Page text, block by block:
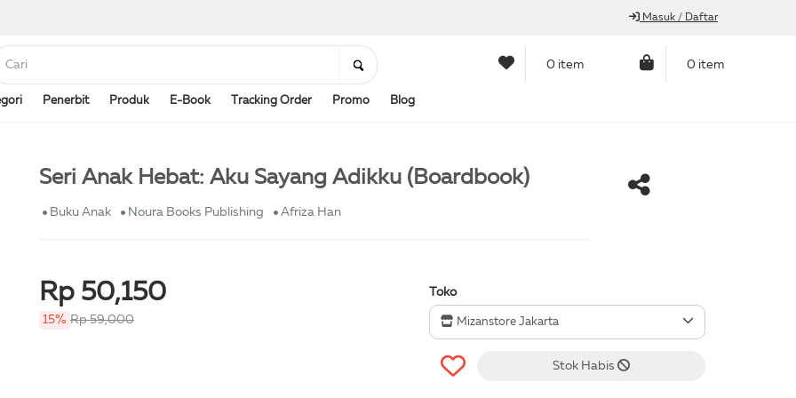
Masuk / Daftar
0 item 0 item
Penerbit Produk E-Book Tracking Order Promo Blog
Seri Anak Hebat: Aku Sayang Adikku (Boardbook)
Buku Anak Noura Books Publishing Afriza Han
Rp 50,150
15% Rp 59,000
Toko
Mizanstore Jakarta
Stok Habis